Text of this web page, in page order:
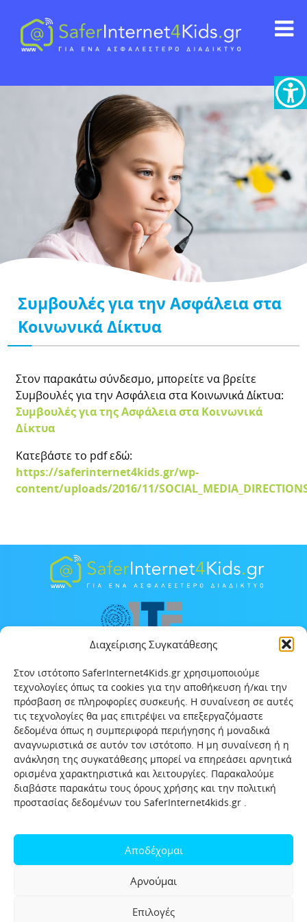
Διαχείρισης Συγκατάθεσης
Στον ιστότοπο SaferInternet4Kids.gr χρησιμοποιούμε
τεχνολογίες όπως τα cookies για την αποθήκευση ή/και την
πρόσβαση σε πληροφορίες συσκευής. Η συναίνεση σε αυτές
τις τεχνολογίες θα μας επιτρέψει να επεξεργαζόμαστε
δεδομένα όπως η συμπεριφορά περιήγησης ή μοναδικά
αναγνωριστικά σε αυτόν τον ιστότοπο. Η μη συναίνεση ή η
ανάκληση της συγκατάθεσης μπορεί να επηρεάσει αρνητικά
ορισμένα χαρακτηριστικά και λειτουργίες. Παρακαλούμε
διαβάστε παρακάτω τους όρους χρήσης και την πολιτική
προστασίας δεδομένων του SaferInternet4kids.gr .
Αποδέχομαι
Αρνούμαι
Επιλογές
Συμβουλές για την Ασφάλεια στα
Κοινωνικά Δίκτυα
Στον παρακάτω σύνδεσμο, μπορείτε να βρείτε
Συμβουλές για την Ασφάλεια στα Κοινωνικά Δίκτυα:
Συμβουλές για της Ασφάλεια στα Κοινωνικά
Δίκτυα
Κατεβάστε το pdf εδώ:
https://saferinternet4kids.gr/wp-
content/uploads/2016/11/
Πολιτική προστασίας δεδομένων
Πολιτική Προστασίας Παιδιών και Εφήβων
Όροι χρήσης
Help-Line